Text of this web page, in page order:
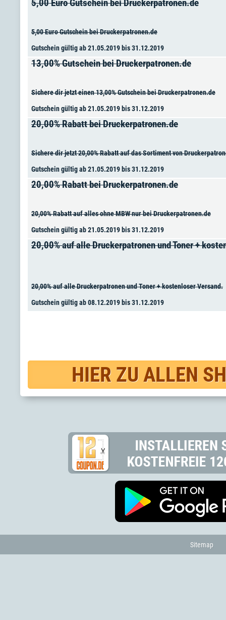
5,00 Euro Gutschein bei Druckerpatronen.de
5,00 Euro Gutschein bei Druckerpatronen.de
Gutschein gültig ab 21.05.2019 bis 31.12.2019
13,00% Gutschein bei Druckerpatronen.de
Sichere dir jetzt einen 13,00% Gutschein bei Druckerpatronen.de
Gutschein gültig ab 21.05.2019 bis 31.12.2019
20,00% Rabatt bei Druckerpatronen.de
Sichere dir jetzt 20,00% Rabatt auf das Sortiment von
Gutschein gültig ab 21.05.2019 bis 31.12.2019
20,00% Rabatt bei Druckerpatronen.de
20,00% Rabatt auf alles ohne MBW nur bei Druckerpatronen.de
Gutschein gültig ab 21.05.2019 bis 31.12.2019
20,00% auf alle Druckerpatronen und Toner +
20,00% auf alle Druckerpatronen und Toner + kostenloser Versand.
Gutschein gültig ab 08.12.2019 bis 31.12.2019
HIER ZU ALLEN
Sitemap